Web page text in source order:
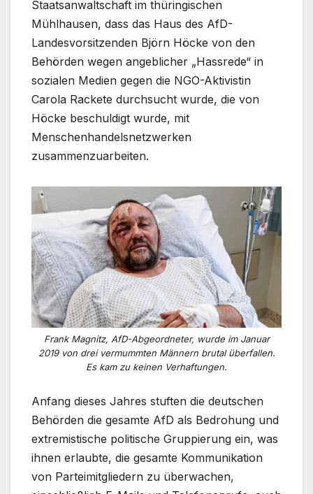
Staatsanwaltschaft im thüringischen
Mühlhausen, dass das Haus des AfD-
Landesvorsitzenden Björn Höcke von den
Behörden wegen angeblicher „Hassrede“ in
sozialen Medien gegen die NGO-Aktivistin
Carola Rackete durchsucht wurde, die von
Höcke beschuldigt wurde, mit
Menschenhandelsnetzwerken
zusammenzuarbeiten.
Frank Magnitz, AfD-Abgeordneter, wurde im Januar
2019 von drei vermummten Männern brutal überfallen.
Es kam zu keinen Verhaftungen.
Anfang dieses Jahres stuften die deutschen
Behörden die gesamte AfD als Bedrohung und
extremistische politische Gruppierung ein, was
ihnen erlaubte, die gesamte Kommunikation
von Parteimitgliedern zu überwachen,